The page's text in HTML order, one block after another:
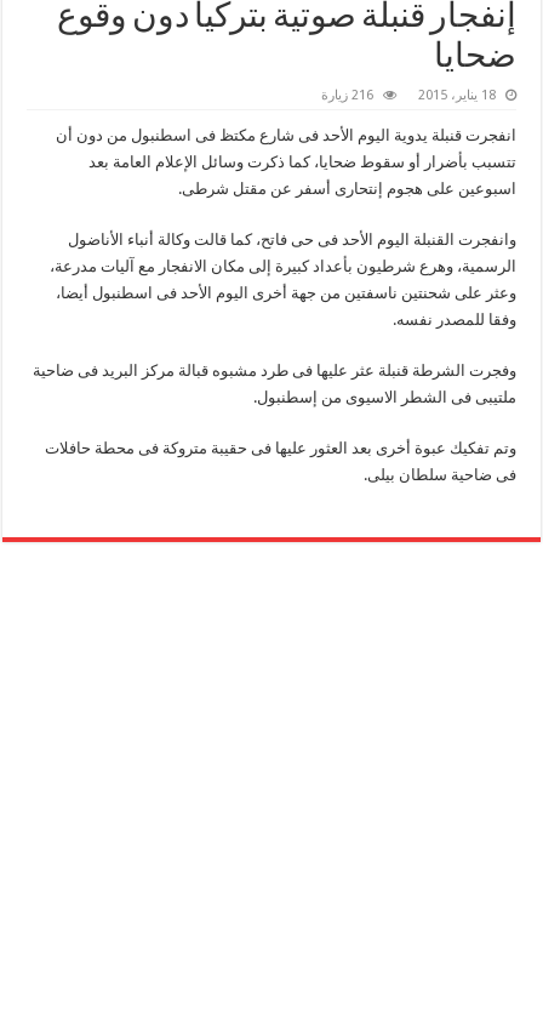
إنفجار قنبلة صوتية بتركيا دون وقوع
ضحايا
18 يناير، 2015 216 زيارة
انفجرت قنبلة يدوية اليوم الأحد فى شارع مكتظ فى اسطنبول من دون أن
تتسبب بأضرار أو سقوط ضحايا، كما ذكرت وسائل الإعلام العامة بعد
اسبوعين على هجوم إنتحارى أسفر عن مقتل شرطى.
وانفجرت القنبلة اليوم الأحد فى حى فاتح، كما قالت وكالة أنباء الأناضول
الرسمية، وهرع شرطيون بأعداد كبيرة إلى مكان الانفجار مع آليات مدرعة،
وعثر على شحنتين ناسفتين من جهة أخرى اليوم الأحد فى اسطنبول أيضا،
وفقا للمصدر نفسه.
وفجرت الشرطة قنبلة عثر عليها فى طرد مشبوه قبالة مركز البريد فى ضاحية
ملتيبى فى الشطر الاسيوى من إسطنبول.
وتم تفكيك عبوة أخرى بعد العثور عليها فى حقيبة متروكة فى محطة حافلات
فى ضاحية سلطان بيلى.